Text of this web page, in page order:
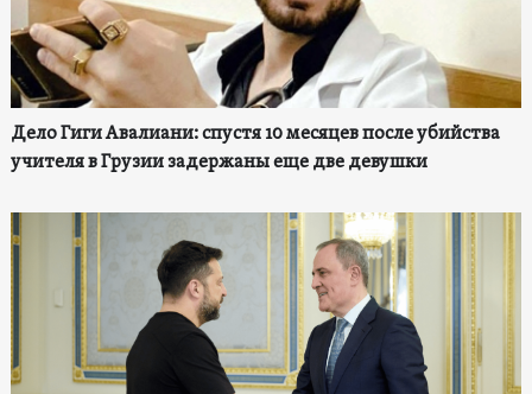
Дело Гиги Авалиани: спустя 10 месяцев после убийства
учителя в Грузии задержаны еще две девушки